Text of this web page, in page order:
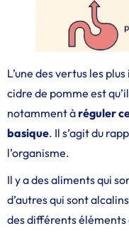
L’une des vertus les
cidre de pomme est
notamment àréguler
basique. Il s’agit du
l’organisme.
Il y a des aliments qui
d’autres qui sont
des différents